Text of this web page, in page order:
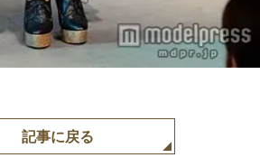
記事に戻る